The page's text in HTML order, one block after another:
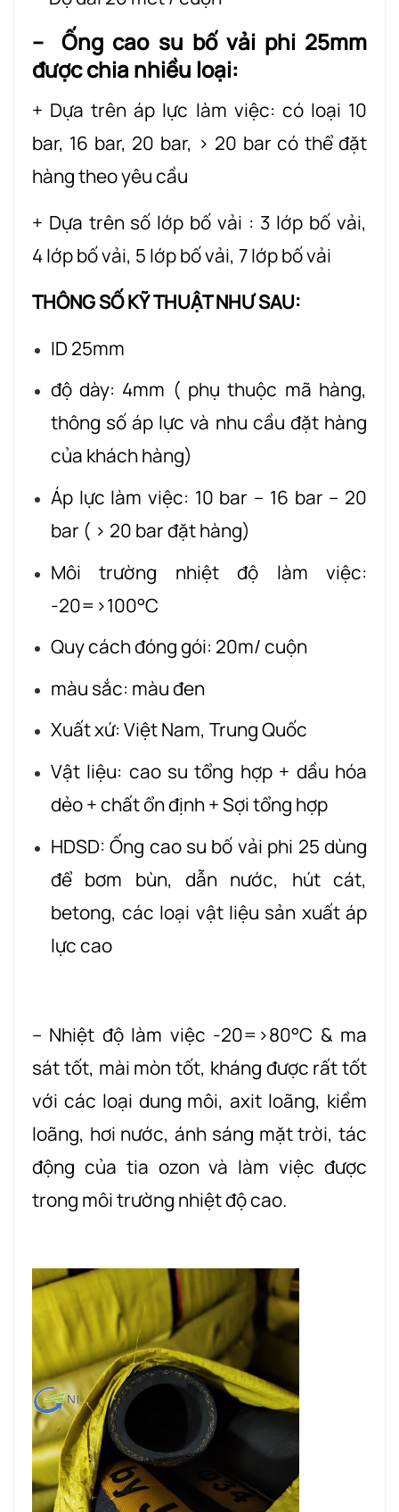
– Ống cao su bố vải phi 25mm
được chia nhiều loại:
+ Dựa trên áp lực làm việc: có loại 10
bar, 16 bar, 20 bar, > 20 bar có thể đặt
hàng theo yêu cầu
+ Dựa trên số lớp bố vải : 3 lớp bố vải,
4 lớp bố vải, 5 lớp bố vải, 7 lớp bố vải
THÔNG SỐ KỸ THUẬT NHƯ SAU:
ID 25mm
độ dày: 4mm ( phụ thuộc mã hàng,
thông số áp lực và nhu cầu đặt hàng
của khách hàng)
Áp lực làm việc: 10 bar – 16 bar – 20
bar ( > 20 bar đặt hàng)
Môi trường nhiệt độ làm việc:
-20=>100°C
Quy cách đóng gói: 20m/ cuộn
màu sắc: màu đen
Xuất xứ: Việt Nam, Trung Quốc
Vật liệu: cao su tổng hợp + dầu hóa
dẻo + chất ổn định + Sợi tổng hợp
HDSD: Ống cao su bố vải phi 25 dùng
để bơm bùn, dẫn nước, hút cát,
betong, các loại vật liệu sản xuất áp
lực cao
– Nhiệt độ làm việc -20=>80°C & ma
sát tốt, mài mòn tốt, kháng được rất tốt
với các loại dung môi, axit loãng, kiềm
loãng, hơi nước, ánh sáng mặt trời, tác
động của tia ozon và làm việc được
trong môi trường nhiệt độ cao.